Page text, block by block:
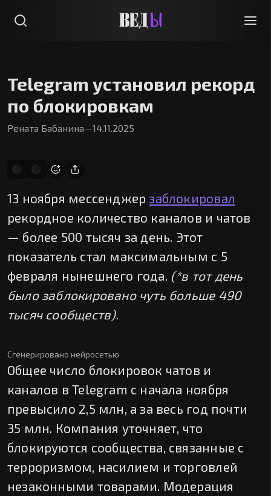
Telegram установил рекорд
по блокировкам
Рената Бабанина—14.11.2025
13 ноября мессенджерзаблокировал
рекордное количество каналов и чатов
— более 500 тысяч за день. Этот
показатель стал максимальным с 5
февраля нынешнего года. (*в тот день
было заблокировано чуть больше 490
тысяч сообществ).
Сгенерировано нейросетью
Общее число блокировок чатов и
каналов в Telegram с начала ноября
превысило 2,5 млн, а за весь год почти
35 млн. Компания уточняет, что
блокируются сообщества, связанные с
терроризмом, насилием и торговлей
незаконными товарами. Модерация